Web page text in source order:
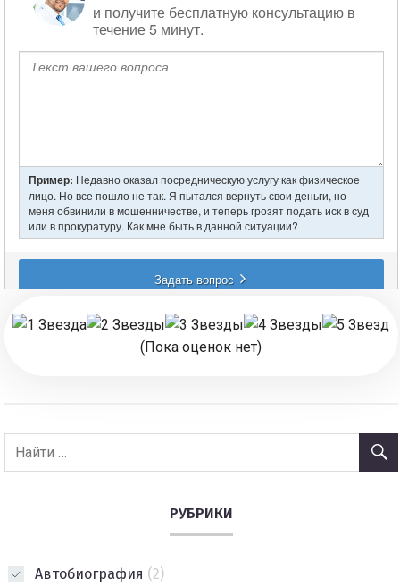
(Пока оценок нет)
РУБРИКИ
Автобиография (2)